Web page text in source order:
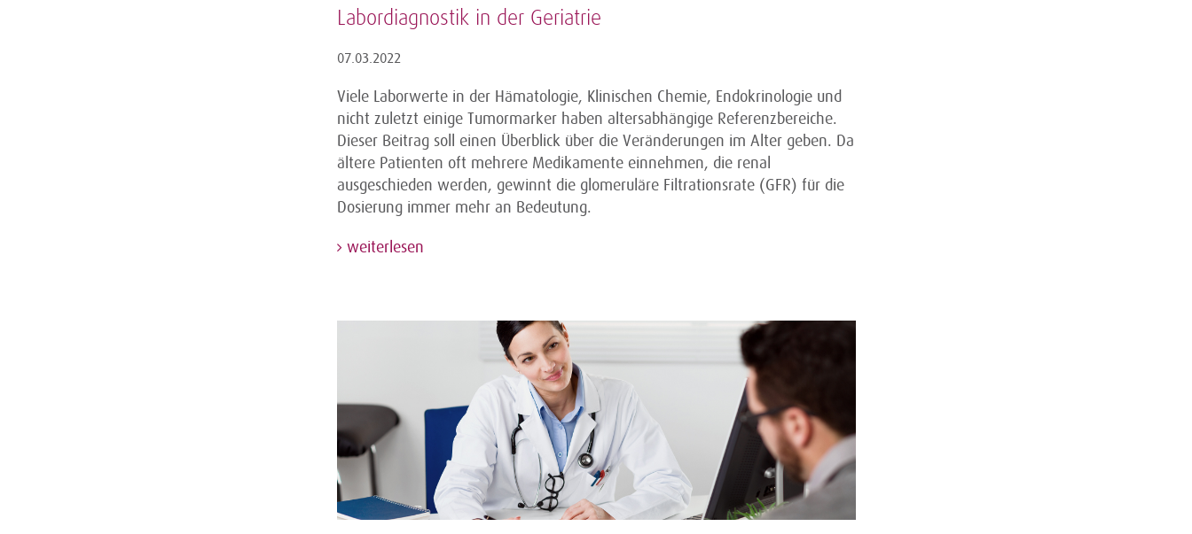
Labordiagnostik in der Geriatrie
07.03.2022
Viele Laborwerte in der Hämatologie, Klinischen Chemie, Endokrinologie und
nicht zuletzt einige Tumormarker haben altersabhängige Referenzbereiche.
Dieser Beitrag soll einen Überblick über die Veränderungen im Alter geben. Da
ältere Patienten oft mehrere Medikamente einnehmen, die renal
ausgeschieden werden, gewinnt die glomeruläre Filtrationsrate (GFR) für die
Dosierung immer mehr an Bedeutung.
weiterlesen